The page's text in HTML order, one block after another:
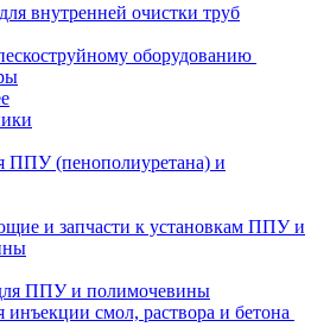
внутренней очистки труб
оборудованию
ППУ (пенополиуретана) и
и запчасти к установкам ППУ и
ППУ и полимочевины
инъекции смол, раствора и бетона